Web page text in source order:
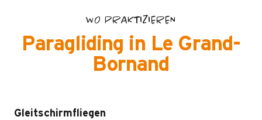
WO PRAKTIZIEREN
Paragliding in Le Grand-
Bornand
Gleitschirmfliegen